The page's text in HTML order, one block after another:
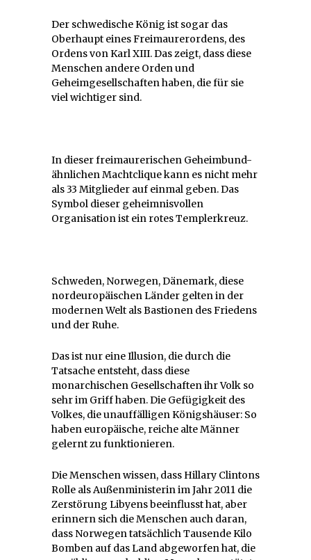
Der schwedische König ist sogar das
Oberhaupt eines Freimaurerordens, des
Ordens von Karl XIII. Das zeigt, dass diese
Menschen andere Orden und
Geheimgesellschaften haben, die für sie
viel wichtiger sind.
In dieser freimaurerischen Geheimbund-
ähnlichen Machtclique kann es nicht mehr
als 33 Mitglieder auf einmal geben. Das
Symbol dieser geheimnisvollen
Organisation ist ein rotes Templerkreuz.
Schweden, Norwegen, Dänemark, diese
nordeuropäischen Länder gelten in der
modernen Welt als Bastionen des Friedens
und der Ruhe.
Das ist nur eine Illusion, die durch die
Tatsache entsteht, dass diese
monarchischen Gesellschaften ihr Volk so
sehr im Griff haben. Die Gefügigkeit des
Volkes, die unauffälligen Königshäuser: So
haben europäische, reiche alte Männer
gelernt zu funktionieren.
Die Menschen wissen, dass Hillary Clintons
Rolle als Außenministerin im Jahr 2011 die
Zerstörung Libyens beeinflusst hat, aber
erinnern sich die Menschen auch daran,
dass Norwegen tatsächlich Tausende Kilo
Bomben auf das Land abgeworfen hat, die